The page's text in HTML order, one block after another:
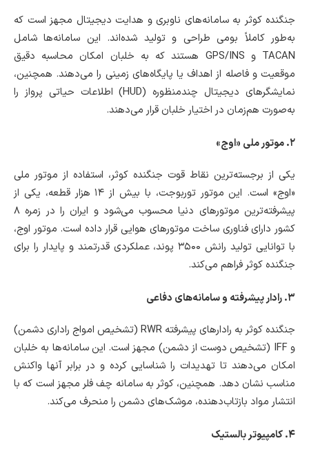
جنگنده کوثر به سامانه‌های ناوبری و هدایت دیجیتال مجهز است که
به‌طور کاملاً بومی طراحی و تولید شده‌اند. این سامانه‌ها شامل
TACAN و GPS/INS هستند که به خلبان امکان محاسبه دقیق
موقعیت و فاصله از اهداف یا پایگاه‌های زمینی را می‌دهند. همچنین،
نمایشگرهای دیجیتال چندمنظوره (HUD) اطلاعات حیاتی پرواز را
به‌صورت هم‌زمان در اختیار خلبان قرار می‌دهند.
۲. موتور ملی «اوج»
یکی از برجسته‌ترین نقاط قوت جنگنده کوثر، استفاده از موتور ملی
«اوج» است. این موتور توربوجت، با بیش از ۱۴ هزار قطعه، یکی از
پیشرفته‌ترین موتورهای دنیا محسوب می‌شود و ایران را در زمره ۸
کشور دارای فناوری ساخت موتورهای هوایی قرار داده است. موتور اوج،
با توانایی تولید رانش ۳۵۰۰ پوند، عملکردی قدرتمند و پایدار را برای
جنگنده کوثر فراهم می‌کند.
۳. رادار پیشرفته و سامانه‌های دفاعی
جنگنده کوثر به رادارهای پیشرفته RWR (تشخیص امواج راداری دشمن)
و IFF (تشخیص دوست از دشمن) مجهز است. این سامانه‌ها به خلبان
امکان می‌دهند تا تهدیدات را شناسایی کرده و در برابر آنها واکنش
مناسب نشان دهد. همچنین، کوثر به سامانه چف فلر مجهز است که با
انتشار مواد بازتاب‌دهنده، موشک‌های دشمن را منحرف می‌کند.
۴. کامپیوتر بالستیک